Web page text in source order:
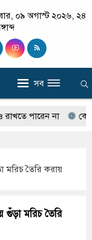
০৯ অগাস্ট ২০২৬, ২৪
সব
পারেন না কেউ যদি
মরিচ তৈরি করায়
গুঁড়া মরিচ তৈরি